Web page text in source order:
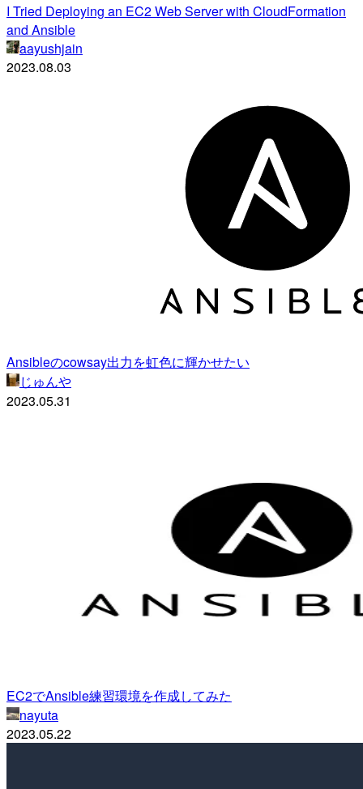
I Tried Deploying an EC2 Web Server with CloudFormation
and Ansible
aayushjain
2023.08.03
Ansibleのcowsay出力を虹色に輝かせたい
じゅんや
2023.05.31
EC2でAnsible練習環境を作成してみた
nayuta
2023.05.22